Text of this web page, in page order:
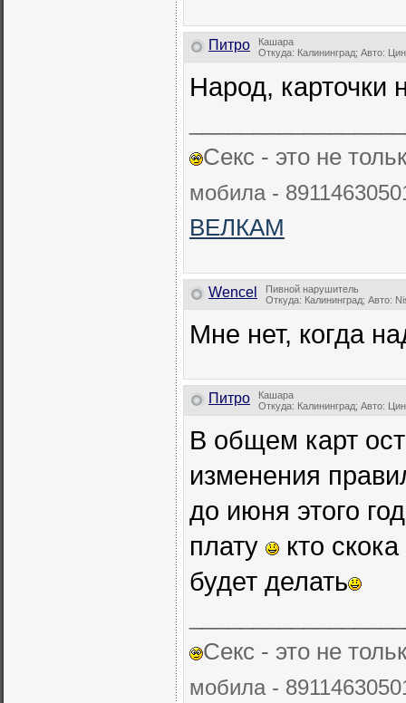
Питро
Кашара
Откуда: Калининград; Авто:
Народ, карточки
Секс - это не
мобила -
ВЕЛКАМ
Wencel
Пивной нарушитель
Откуда: Калининград; Авто:
Мне нет, когда
Питро
Кашара
Откуда: Калининград; Авто:
В общем карт
изменения
до июня этого
плату
кто
будет делать
Секс - это не
мобила -